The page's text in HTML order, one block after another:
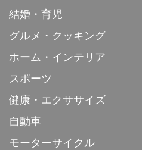
結婚・育児
グルメ・クッキング
ホーム・インテリア
スポーツ
健康・エクササイズ
自動車
モーターサイクル